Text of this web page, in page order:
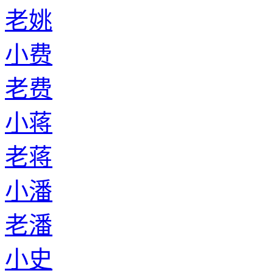
老姚
小费
老费
小蒋
老蒋
小潘
老潘
小史